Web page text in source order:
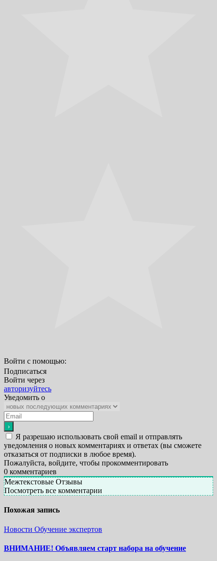
Войти с помощью:
Подписаться
Войти через
авторизуйтесь
Уведомить о
Я разрешаю использовать свой email и отправлять
уведомления о новых комментариях и ответах (вы cможете
отказаться от подписки в любое время).
Пожалуйста, войдите, чтобы прокомментировать
0 комментариев
Межтекстовые Отзывы
Посмотреть все комментарии
Похожая запись
Новости Обучение экспертов
ВНИМАНИЕ! Объявляем старт набора на обучение